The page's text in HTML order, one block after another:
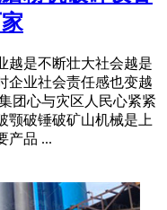
越是不断壮大社会越是
企业社会责任感也变越
团心与灾区人民心紧紧
颚破锤破矿山机械是上
产品 ...